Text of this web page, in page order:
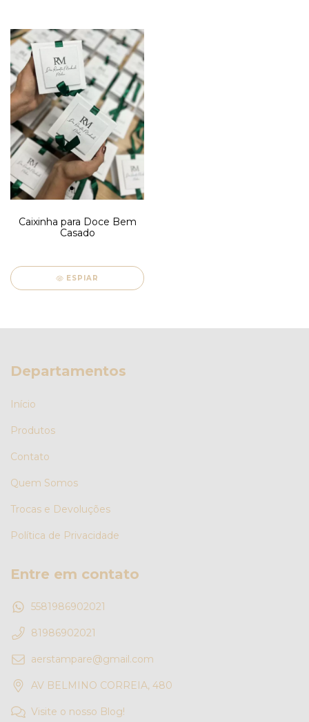
Caixinha para Doce Bem
Casado
ESPIAR
Departamentos
Início
Produtos
Contato
Quem Somos
Trocas e Devoluções
Política de Privacidade
Entre em contato
5581986902021
81986902021
aerstampare@gmail.com
AV BELMINO CORREIA, 480
Visite o nosso Blog!